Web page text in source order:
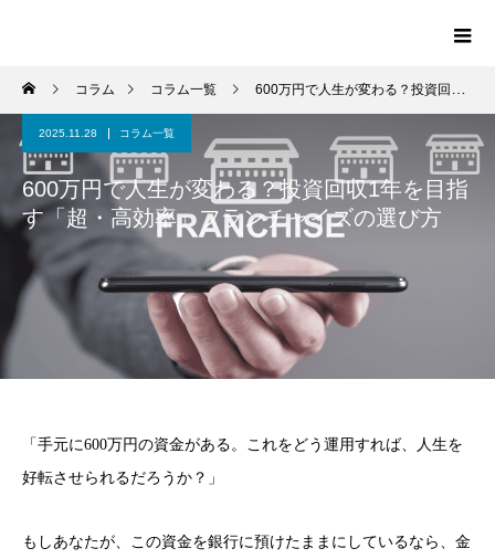
コラム コラム一覧 600万円で人生が変わる？投資回収1年を目指す「超・高効率」フランチャイズの選び方
2025.11.28 コラム一覧
600万円で人生が変わる？投資回収1年を目指
す「超・高効率」フランチャイズの選び方
「手元に600万円の資金がある。これをどう運用すれば、人生を
好転させられるだろうか？」
もしあなたが、この資金を銀行に預けたままにしているなら、金